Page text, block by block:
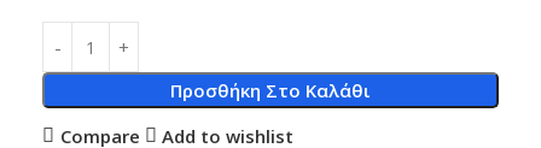
Προσθήκη Στο Καλάθι
Compare
Add to wishlist